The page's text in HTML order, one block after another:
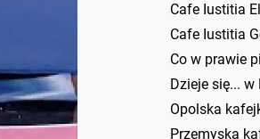
Cafe Iustitia
Cafe Iustitia
Co w prawie
Dzieje się... w
Opolska
Przemyska